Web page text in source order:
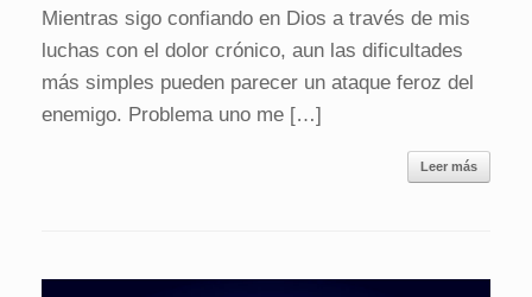
Mientras sigo confiando en Dios a través de mis
luchas con el dolor crónico, aun las dificultades
más simples pueden parecer un ataque feroz del
enemigo. Problema uno me […]
Leer más